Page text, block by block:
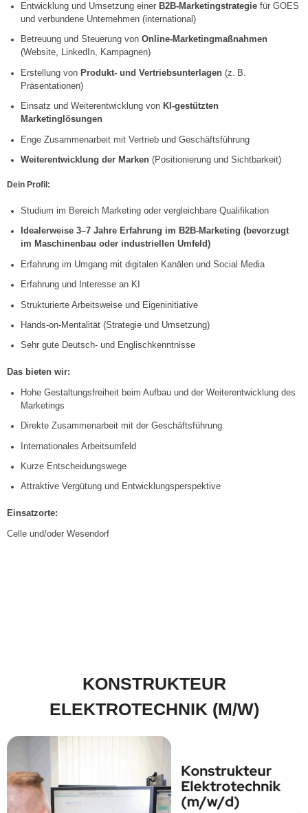
Entwicklung und Umsetzung einer B2B-Marketingstrategie für GOES
und verbundene Unternehmen (international)
Betreuung und Steuerung von Online-Marketingmaßnahmen
(Website, LinkedIn, Kampagnen)
Erstellung von Produkt- und Vertriebsunterlagen (z. B.
Präsentationen)
Einsatz und Weiterentwicklung von KI-gestützten
Marketinglösungen
Enge Zusammenarbeit mit Vertrieb und Geschäftsführung
Weiterentwicklung der Marken (Positionierung und Sichtbarkeit)
Dein Profil :
Studium im Bereich Marketing oder vergleichbare Qualifikation
Idealerweise 3–7 Jahre Erfahrung im B2B-Marketing (bevorzugt
im Maschinenbau oder industriellen Umfeld)
Erfahrung im Umgang mit digitalen Kanälen und Social Media
Erfahrung und Interesse an KI
Strukturierte Arbeitsweise und Eigeninitiative
Hands-on-Mentalität (Strategie und Umsetzung)
Sehr gute Deutsch- und Englischkenntnisse
Das bieten wir:
Hohe Gestaltungsfreiheit beim Aufbau und der Weiterentwicklung des
Marketings
Direkte Zusammenarbeit mit der Geschäftsführung
Internationales Arbeitsumfeld
Kurze Entscheidungswege
Attraktive Vergütung und Entwicklungsperspektive
Einsatzorte:
Celle und/oder Wesendorf
KONSTRUKTEUR
ELEKTROTECHNIK (M/W)